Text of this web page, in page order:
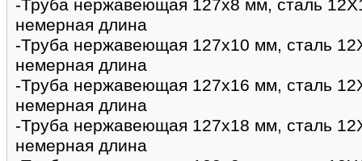
-Труба нержавеющая 127х8 мм, сталь
немерная длина
-Труба нержавеющая 127х10 мм, сталь
немерная длина
-Труба нержавеющая 127х16 мм, сталь
немерная длина
-Труба нержавеющая 127х18 мм, сталь
немерная длина